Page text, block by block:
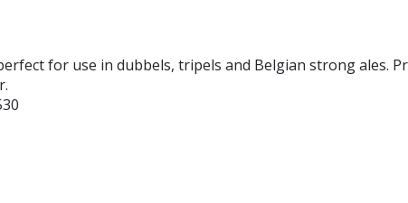
for use in dubbels, tripels and Belgian strong ales.